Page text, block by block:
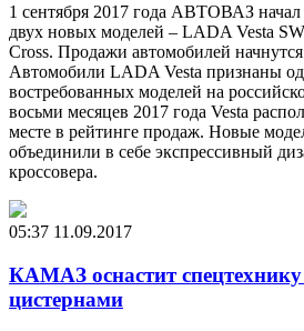
1 сентября 2017 года АВТОВАЗ начал
двух новых моделей – LADA Vesta
Cross. Продажи автомобилей
Автомобили LADA Vesta признаны
востребованных моделей на
восьми месяцев 2017 года Vesta
месте в рейтинге продаж. Новые
объединили в себе экспрессивный
кроссовера.
05:37 11.09.2017
КАМАЗ оснастит
цистернами